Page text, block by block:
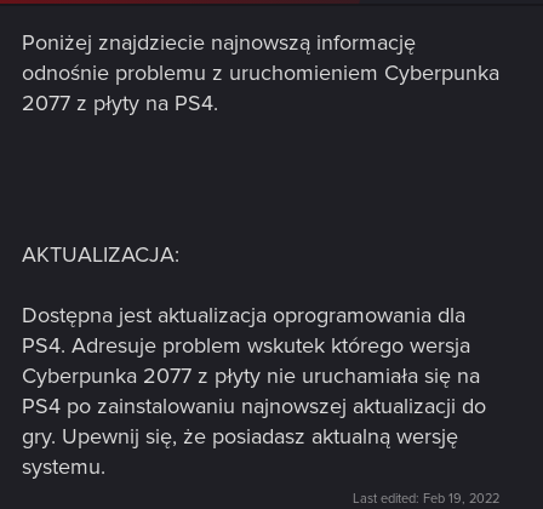
Poniżej znajdziecie najnowszą informację
odnośnie problemu z uruchomieniem Cyberpunka
2077 z płyty na PS4.
AKTUALIZACJA:
Dostępna jest aktualizacja oprogramowania dla
PS4. Adresuje problem wskutek którego wersja
Cyberpunka 2077 z płyty nie uruchamiała się na
PS4 po zainstalowaniu najnowszej aktualizacji do
gry. Upewnij się, że posiadasz aktualną wersję
systemu.
Last edited: Feb 19, 2022